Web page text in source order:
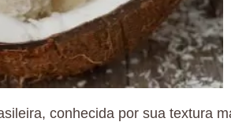
conhecida por sua textura